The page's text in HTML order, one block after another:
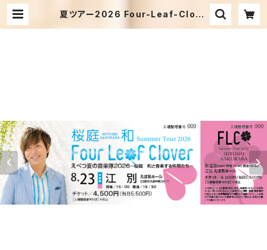
夏ツアー2026 Four-Leaf-Clove